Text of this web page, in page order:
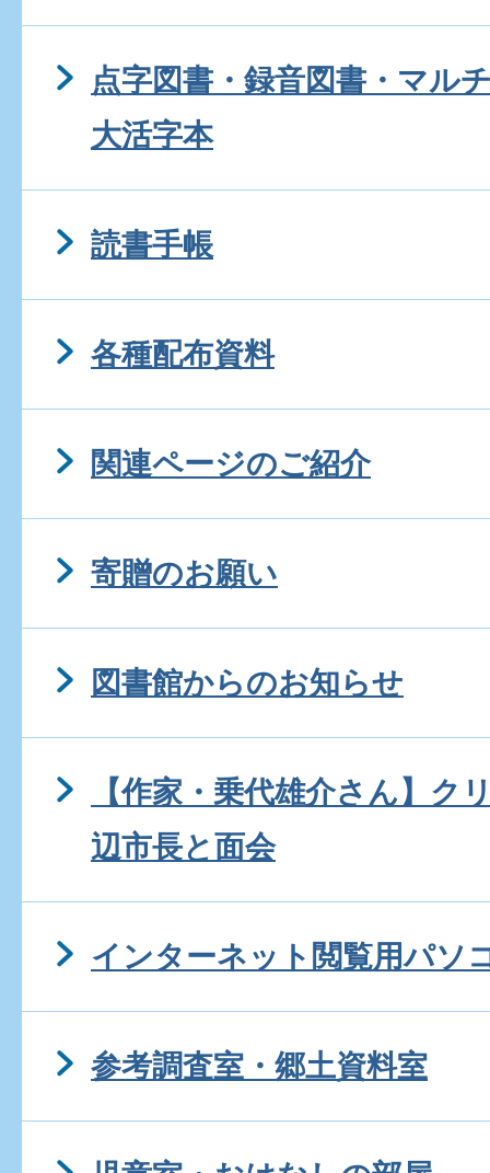
点字図書・録音図書・マル
大活字本
読書手帳
各種配布資料
関連ページのご紹介
寄贈のお願い
図書館からのお知らせ
【作家・乗代雄介さん】ク
辺市長と面会
インターネット閲覧用パソ
参考調査室・郷土資料室